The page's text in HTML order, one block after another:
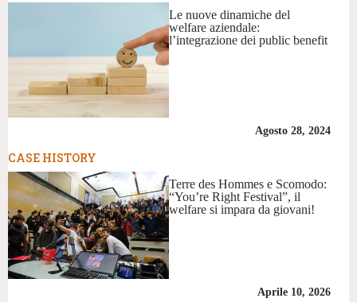
Le nuove dinamiche del
welfare aziendale:
l’integrazione dei public benefit
Agosto 28, 2024
CASE HISTORY
Terre des Hommes e Scomodo:
“You’re Right Festival”, il
welfare si impara da giovani!
Aprile 10, 2026